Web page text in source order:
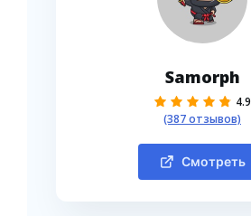
Samorph
4.9
(387 отзывов)
Смотреть